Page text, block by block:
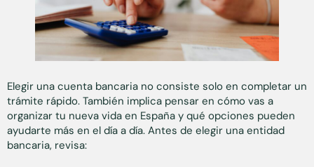
Elegir una cuenta bancaria no consiste solo en completar un
trámite rápido. También implica pensar en cómo vas a
organizar tu nueva vida en España y qué opciones pueden
ayudarte más en el día a día. Antes de elegir una entidad
bancaria, revisa: